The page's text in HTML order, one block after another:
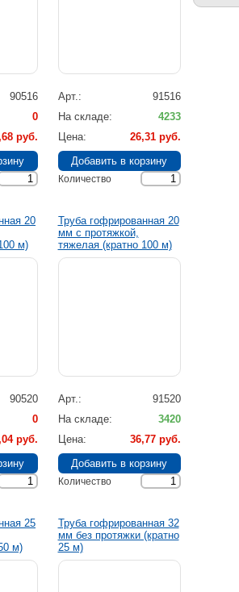
90516
0
руб.
Арт.
91516
На складе
4233
Цена
26,31 руб.
Количество
20
м)
90520
0
руб.
Труба гофрированная 20
мм с протяжкой,
тяжелая (кратно 100 м)
Арт.
91520
На складе
3420
Цена
36,77 руб.
Количество
25
м)
Труба гофрированная 32
мм без протяжки (кратно
25 м)